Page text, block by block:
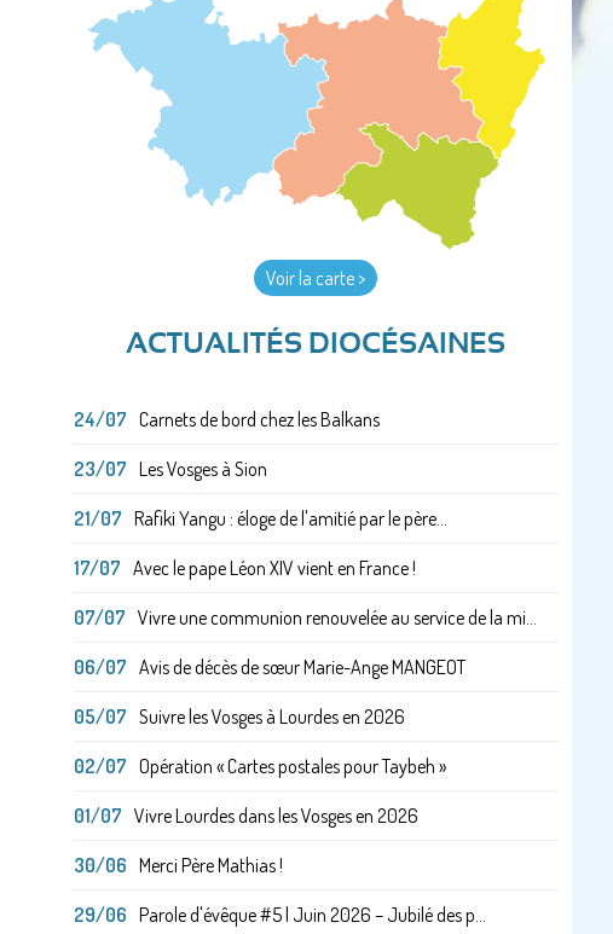
Voir la carte >
ACTUALITÉS DIOCÉSAINES
24/07 Carnets de bord chez les Balkans
23/07 Les Vosges à Sion
21/07 Rafiki Yangu : éloge de l'amitié par le père...
17/07 Avec le pape Léon XIV vient en France !
07/07 Vivre une communion renouvelée au service de la mi...
06/07 Avis de décès de sœur Marie-Ange MANGEOT
05/07 Suivre les Vosges à Lourdes en 2026
02/07 Opération « Cartes postales pour Taybeh »
01/07 Vivre Lourdes dans les Vosges en 2026
30/06 Merci Père Mathias !
29/06 Parole d'évêque #5 | Juin 2026 – Jubilé des p...